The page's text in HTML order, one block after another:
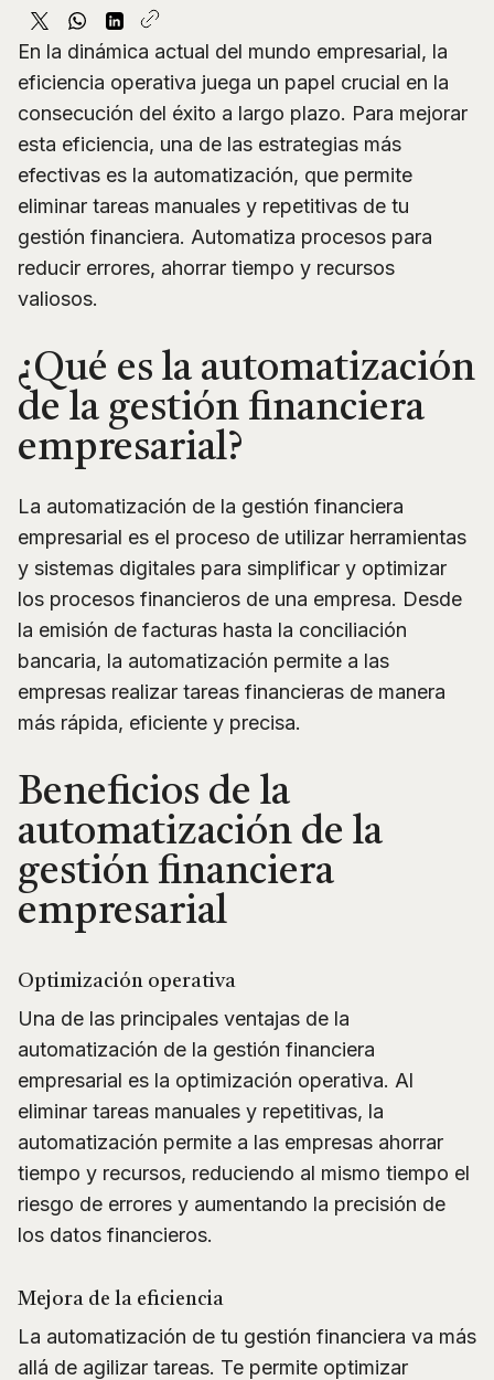
En la dinámica actual del mundo empresarial, la
eficiencia operativa juega un papel crucial en la
consecución del éxito a largo plazo. Para mejorar
esta eficiencia, una de las estrategias más
efectivas es la automatización, que permite
eliminar tareas manuales y repetitivas de tu
gestión financiera. Automatiza procesos para
reducir errores, ahorrar tiempo y recursos
valiosos.
¿Qué es la automatización
de la gestión financiera
empresarial?
La automatización de la gestión financiera
empresarial es el proceso de utilizar herramientas
y sistemas digitales para simplificar y optimizar
los procesos financieros de una empresa. Desde
la emisión de facturas hasta la conciliación
bancaria, la automatización permite a las
empresas realizar tareas financieras de manera
más rápida, eficiente y precisa.
Beneficios de la
automatización de la
gestión financiera
empresarial
Optimización operativa
Una de las principales ventajas de la
automatización de la gestión financiera
empresarial es la optimización operativa. Al
eliminar tareas manuales y repetitivas, la
automatización permite a las empresas ahorrar
tiempo y recursos, reduciendo al mismo tiempo el
riesgo de errores y aumentando la precisión de
los datos financieros.
Mejora de la eficiencia
La automatización de tu gestión financiera va más
allá de agilizar tareas. Te permite optimizar